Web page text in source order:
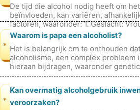
De tijd die alcohol nodig heeft om
beïnvloeden, kan variëren,
factoren, waaronder: 1. Geslacht:
effecten van alcohol sneller
*
Waarom is papa een alcoholist?
Het is belangrijk om te onthouden
alcoholisme, een complex probleem
hieraan bijdragen, waaronder
persoonlijke ervarin
*
Kan overmatig alcoholgebruik
veroorzaken?